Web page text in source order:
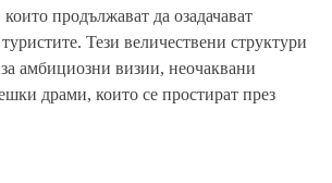
които продължават да озадачават
Тези величествени структури
за амбициозни визии, неочаквани
драми, които се простират през